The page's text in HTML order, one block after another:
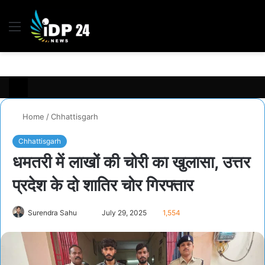
Menu
Home /Chhattisgarh
Chhattisgarh
धमतरी में लाखों की चोरी का खुलासा, उत्तर
प्रदेश के दो शातिर चोर गिरफ्तार
Surendra Sahu July 29, 2025 1,554